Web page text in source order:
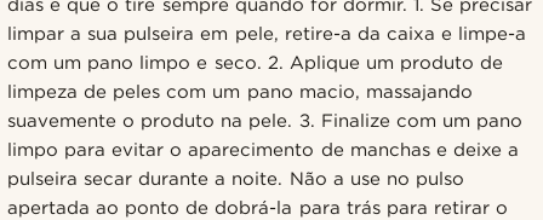
dias e que o tire sempre quando for dormir. 1. Se precisar
limpar a sua pulseira em pele, retire-a da caixa e limpe-a
com um pano limpo e seco. 2. Aplique um produto de
limpeza de peles com um pano macio, massajando
suavemente o produto na pele. 3. Finalize com um pano
limpo para evitar o aparecimento de manchas e deixe a
pulseira secar durante a noite. Não a use no pulso
apertada ao ponto de dobrá-la para trás para retirar o